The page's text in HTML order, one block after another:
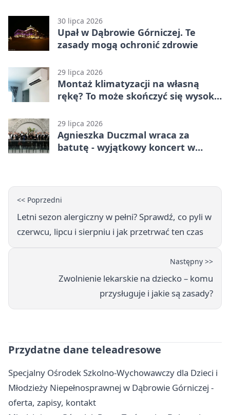
30 lipca 2026
Upał w Dąbrowie Górniczej. Te
zasady mogą ochronić zdrowie
29 lipca 2026
Montaż klimatyzacji na własną
rękę? To może skończyć się wysoką
29 lipca 2026
Agnieszka Duczmal wraca za
batutę - wyjątkowy koncert w
<< Poprzedni
Letni sezon alergiczny w pełni? Sprawdź, co pyli w
czerwcu, lipcu i sierpniu i jak przetrwać ten czas
Następny >>
Zwolnienie lekarskie na dziecko – komu
przysługuje i jakie są zasady?
Przydatne dane teleadresowe
Specjalny Ośrodek Szkolno-Wychowawczy dla Dzieci i
Młodzieży Niepełnosprawnej w Dąbrowie Górniczej -
oferta, zapisy, kontakt